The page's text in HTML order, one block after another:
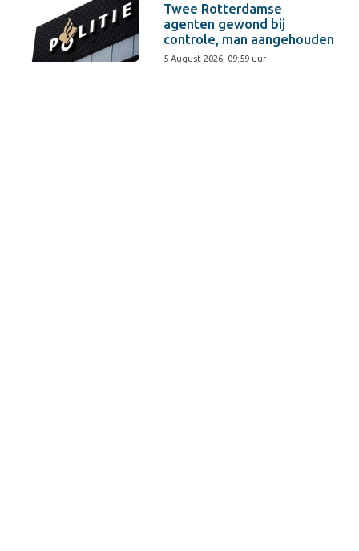
Twee Rotterdamse
agenten gewond bij
controle, man aangehouden
5 August 2026, 09:59 uur